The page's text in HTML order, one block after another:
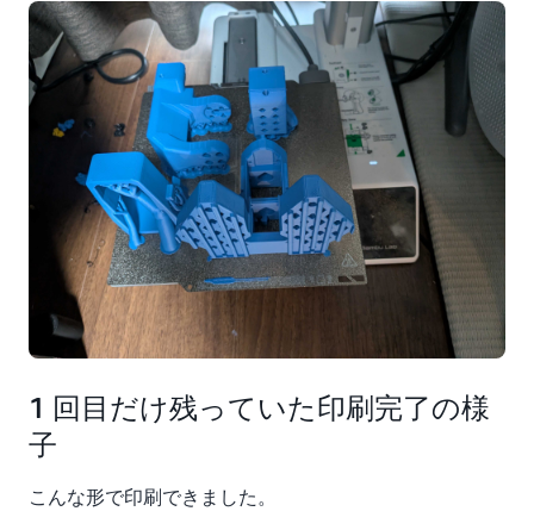
1 回目だけ残っていた印刷完了の様
子
こんな形で印刷できました。